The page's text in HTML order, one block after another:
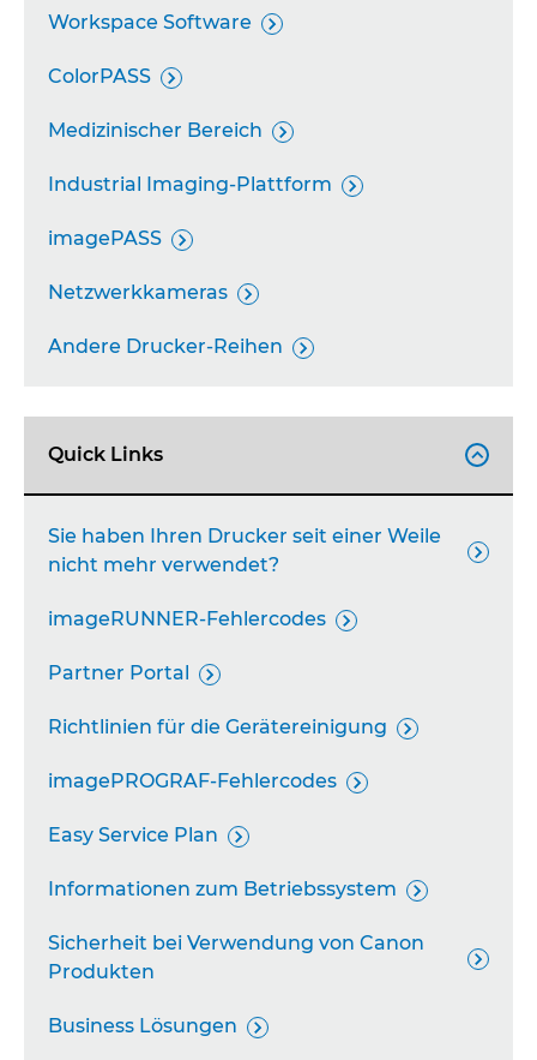
Workspace Software 
ColorPASS 
Medizinischer Bereich 
Industrial Imaging-Plattform 
imagePASS 
Netzwerkkameras 
Andere Drucker-Reihen 
Quick Links 
Sie haben Ihren Drucker seit einer Weile
nicht mehr verwendet?

imageRUNNER-Fehlercodes 
Partner Portal 
Richtlinien für die Gerätereinigung 
imagePROGRAF-Fehlercodes 
Easy Service Plan 
Informationen zum Betriebssystem 
Sicherheit bei Verwendung von Canon
Produkten

Business Lösungen 